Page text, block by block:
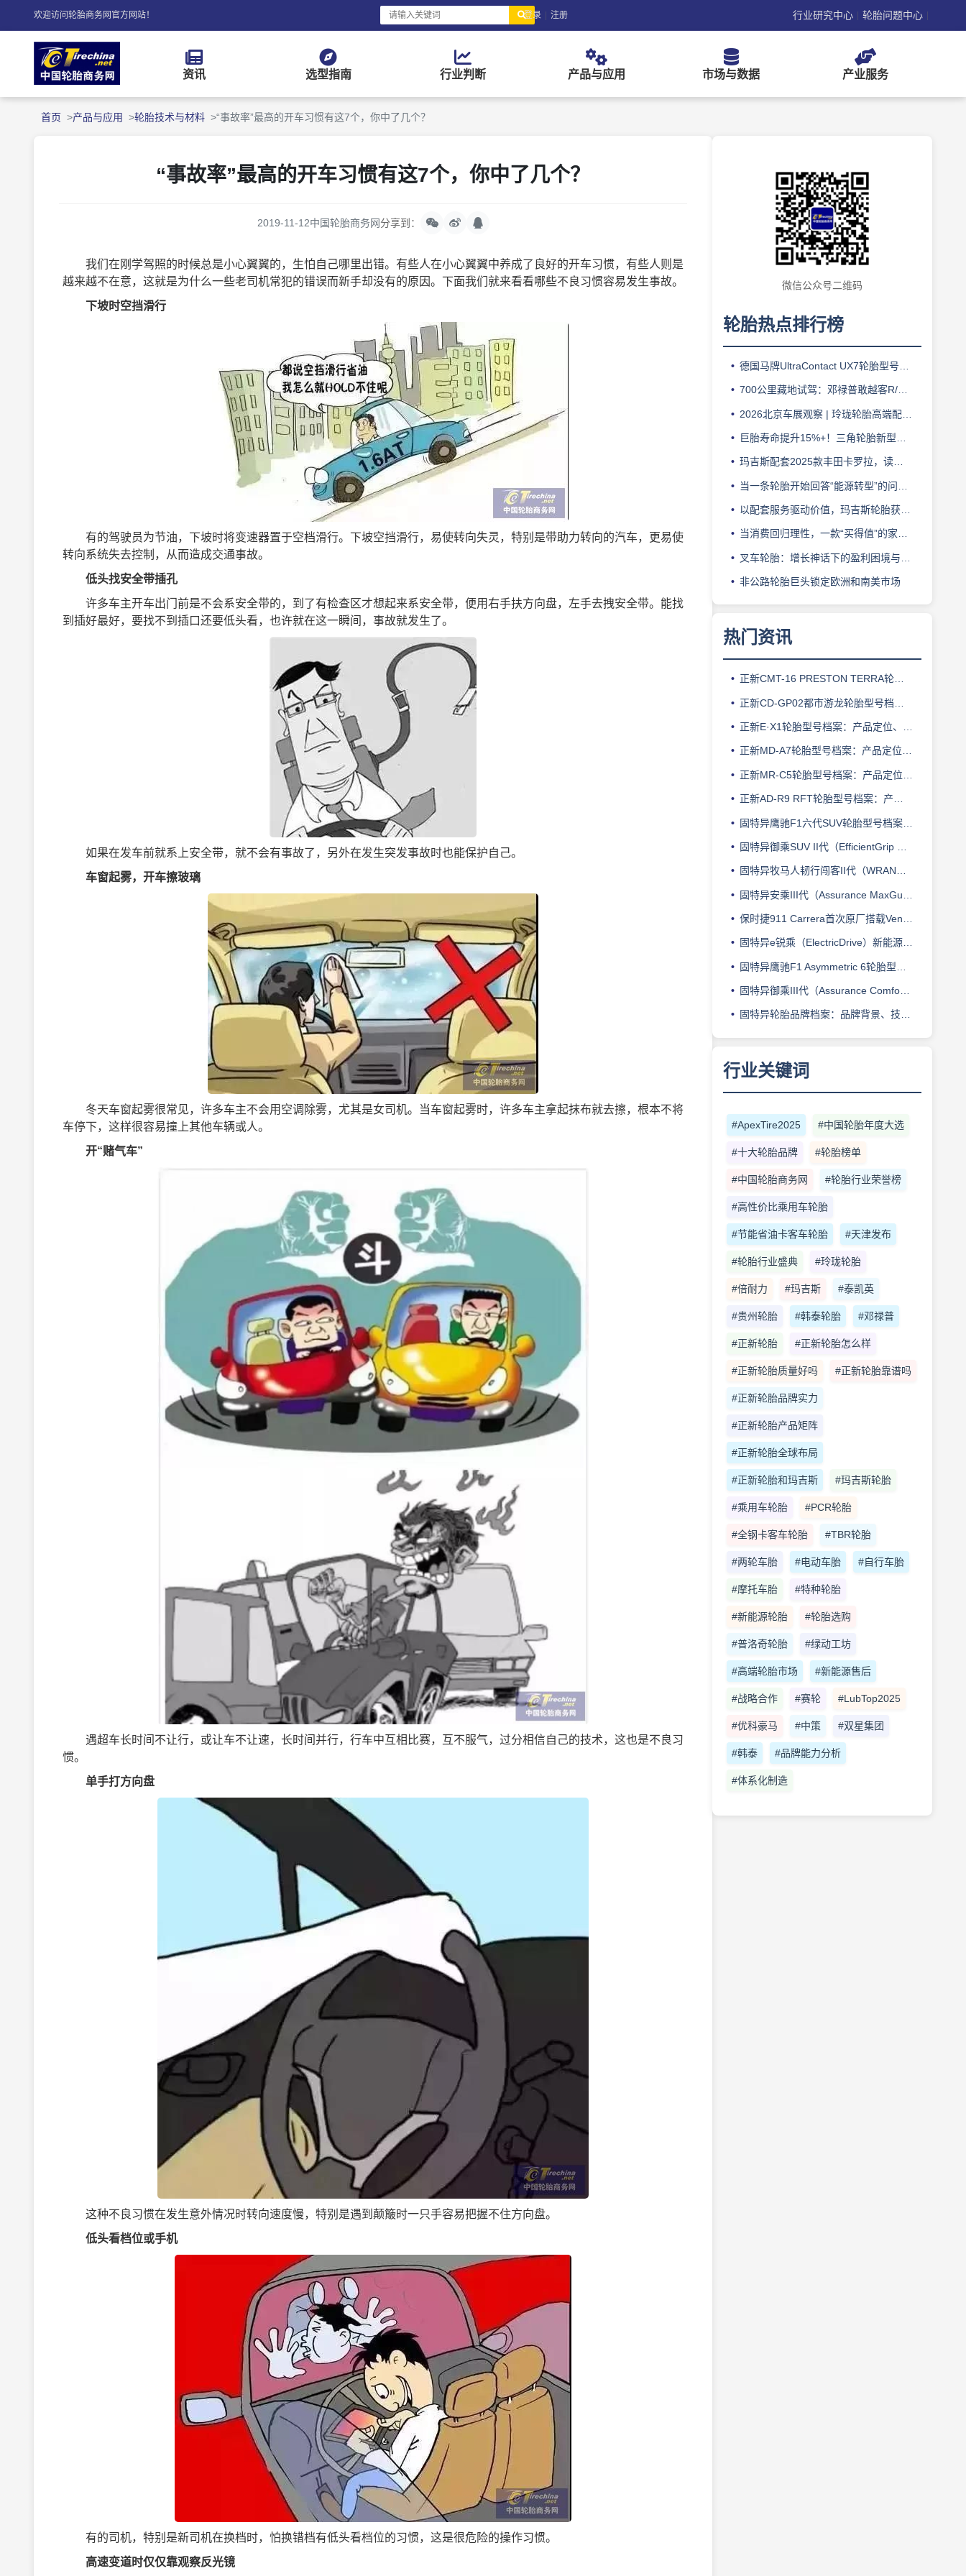
欢迎访问轮胎商务网官方网站！ 登录 | 注册 行业研究中心 | 轮胎问题中心 |
资讯 选型指南 行业判断 产品与应用 市场与数据 产业服务
首页 产品与应用 轮胎技术与材料 “事故率”最高的开车习惯有这7个，你中了几个？
“事故率”最高的开车习惯有这7个，你中了几个？
2019-11-12中国轮胎商务网分享到：
我们在刚学驾照的时候总是小心翼翼的，生怕自己哪里出错。有些人在小心翼翼中养成了良好的开车习惯，有些人则是
越来越不在意，这就是为什么一些老司机常犯的错误而新手却没有的原因。下面我们就来看看哪些不良习惯容易发生事故。
下坡时空挡滑行
有的驾驶员为节油，下坡时将变速器置于空档滑行。下坡空挡滑行，易使转向失灵，特别是带助力转向的汽车，更易使
转向系统失去控制，从而造成交通事故。
低头找安全带插孔
许多车主开车出门前是不会系安全带的，到了有检查区才想起来系安全带，便用右手扶方向盘，左手去拽安全带。能找
到插好最好，要找不到插口还要低头看，也许就在这一瞬间，事故就发生了。
如果在发车前就系上安全带，就不会有事故了，另外在发生突发事故时也能保护自己。
车窗起雾，开车擦玻璃
冬天车窗起雾很常见，许多车主不会用空调除雾，尤其是女司机。当车窗起雾时，许多车主拿起抹布就去擦，根本不将
车停下，这样很容易撞上其他车辆或人。
开“赌气车”
遇超车长时间不让行，或让车不让速，长时间并行，行车中互相比赛，互不服气，过分相信自己的技术，这也是不良习
惯。
单手打方向盘
这种不良习惯在发生意外情况时转向速度慢，特别是遇到颠簸时一只手容易把握不住方向盘。
低头看档位或手机
有的司机，特别是新司机在换档时，怕换错档有低头看档位的习惯，这是很危险的操作习惯。
高速变道时仅仅靠观察反光镜
微信公众号二维码
轮胎热点排行榜
德国马牌UltraContact UX7轮胎型号档案：产品定位、核心技术、适用车型与使用场景
700公里藏地试驾：邓禄普敢越客R/T 01 能否兼顾城市与越野？
2026北京车展观察 | 玲珑轮胎高端配套亮眼，阿特拉斯助力智界V9领跑豪华MPV市场
巨胎寿命提升15%+！三角轮胎新型粘合防护技术问世
玛吉斯配套2025款丰田卡罗拉，读懂家用车轮胎的核心密码
当一条轮胎开始回答“能源转型”的问题——中国轮胎商务网解读赛轮全新一代商用车轮胎发布
以配套服务驱动价值，玛吉斯轮胎获小鹏汽车“合作协同奖”
当消费回归理性，一款“买得值”的家用胎应该是什么样的？
叉车轮胎：增长神话下的盈利困境与经营者的转型焦虑
非公路轮胎巨头锁定欧洲和南美市场
热门资讯
正新CMT-16 PRESTON TERRA轮胎型号档案：产品定位、核心技术、适用车型与使用场景
正新CD-GP02都市游龙轮胎型号档案：产品定位、核心技术、适用车型与使用场景
正新E·X1轮胎型号档案：产品定位、核心技术、适用车型与使用场景
正新MD-A7轮胎型号档案：产品定位、核心技术、适用车型与使用场景
正新MR-C5轮胎型号档案：产品定位、核心技术、适用车型与使用场景
正新AD-R9 RFT轮胎型号档案：产品定位、核心技术、适用车型与使用场景
固特异鹰驰F1六代SUV轮胎型号档案：产品定位、核心技术、适用车型与使用场景
固特异御乘SUV II代（EfficientGrip Performance SUV）轮胎型号档案：产品定位、核心技术、适用车型与使用场景
固特异牧马人韧行闯客II代（WRANGLER DURATRAC RT）轮胎型号档案：产品定位、核心技术、适用车型与使用场景
固特异安乘III代（Assurance MaxGuard）轮胎型号档案：产品定位、核心技术、适用车型与使用场景
保时捷911 Carrera首次原厂搭载Ventus S1 evo Z运动轮胎
固特异e锐乘（ElectricDrive）新能源汽车轮胎型号档案：产品定位、核心技术、适用车型与使用场景
固特异鹰驰F1 Asymmetric 6轮胎型号档案：产品定位、核心技术、适用车型与使用场景
固特异御乘III代（Assurance ComfortTred）轮胎型号档案：产品定位、核心技术、适用车型与使用场景
固特异轮胎品牌档案：品牌背景、技术体系、主要产品系列与适用场景
行业关键词
#ApexTire2025 #中国轮胎年度大选
#十大轮胎品牌 #轮胎榜单
#中国轮胎商务网 #轮胎行业荣誉榜
#高性价比乘用车轮胎
#节能省油卡客车轮胎 #天津发布
#轮胎行业盛典 #玲珑轮胎
#倍耐力 #玛吉斯 #泰凯英
#贵州轮胎 #韩泰轮胎 #邓禄普
#正新轮胎 #正新轮胎怎么样
#正新轮胎质量好吗 #正新轮胎靠谱吗
#正新轮胎品牌实力
#正新轮胎产品矩阵
#正新轮胎全球布局
#正新轮胎和玛吉斯 #玛吉斯轮胎
#乘用车轮胎 #PCR轮胎
#全钢卡客车轮胎 #TBR轮胎
#两轮车胎 #电动车胎 #自行车胎
#摩托车胎 #特种轮胎
#新能源轮胎 #轮胎选购
#普洛奇轮胎 #绿动工坊
#高端轮胎市场 #新能源售后
#战略合作 #赛轮 #LubTop2025
#优科豪马 #中策 #双星集团
#韩泰 #品牌能力分析
#体系化制造